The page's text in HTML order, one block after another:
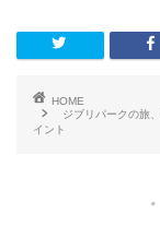
HOME
ジブリパークの旅
イント